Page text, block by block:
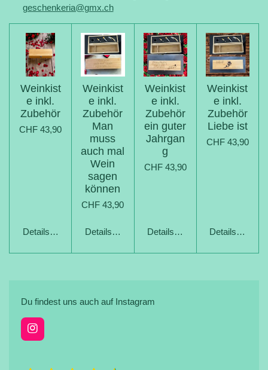
geschenkeria@gmx.ch
Weinkist
e inkl.
Zubehör
CHF 43,90
Details anzeigen
Weinkist
e inkl.
Zubehör
Man
muss
auch mal
Wein
sagen
können
CHF 43,90
Details anzeigen
Weinkist
e inkl.
Zubehör
ein guter
Jahrgan
g
CHF 43,90
Details anzeigen
Weinkist
e inkl.
Zubehör
Liebe ist
CHF 43,90
Details
Du findest uns auch auf Instagram
I
n